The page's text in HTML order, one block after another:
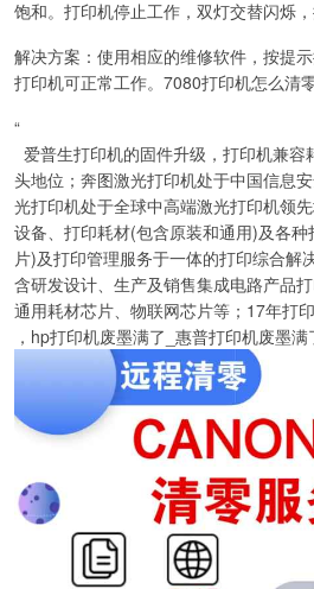
饱和。打印机停止工作，双灯交替闪烁，
解决方案：使用相应的维修软件，按提
打印机可正常工作。7080打印机怎么清零
“
爱普生打印机的固件升级，打印机兼
头地位；奔图激光打印机处于中国信息
光打印机处于全球中高端激光打印机领
设备、打印耗材(包含原装和通用)及各
片)及打印管理服务于一体的打印综合解
含研发设计、生产及销售集成电路产品
通用耗材芯片、物联网芯片等；17年打
，hp打印机废墨满了_惠普打印机废墨满